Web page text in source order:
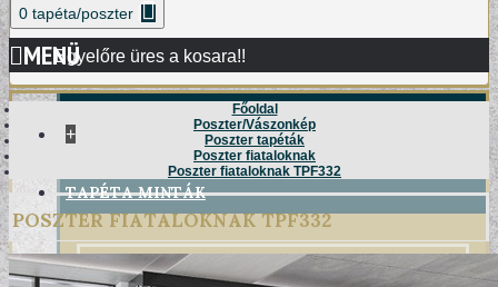
0 tapéta/poszter
Egyelőre üres a kosara!!
MENÜ
+
TAPÉTA MINTÁK
DAMASK TAPÉTÁK
Főoldal
Poszter/Vászonkép
Poszter tapéták
Poszter fiataloknak
Poszter fiataloknak TPF332
POSZTER FIATALOKNAK TPF332